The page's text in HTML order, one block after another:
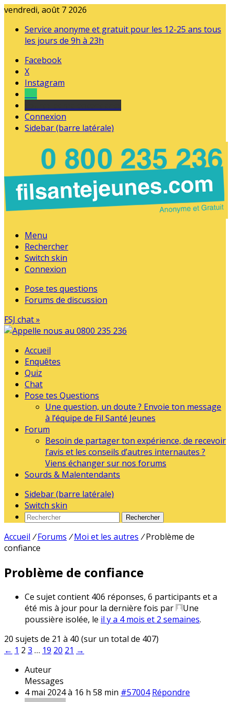
vendredi, août 7 2026
Service anonyme et gratuit pour les 12-25 ans tous
les jours de 9h à 23h
Facebook
X
Instagram
Connexion
Sidebar (barre latérale)
Menu
Rechercher
Switch skin
Connexion
Pose tes questions
Forums de discussion
FSJ chat »
Accueil
Enquêtes
Quiz
Chat
Pose tes Questions
Une question, un doute ? Envoie ton message
à l’équipe de Fil Santé Jeunes
Forum
Besoin de partager ton expérience, de recevoir
l’avis et les conseils d’autres internautes ?
Viens échanger sur nos forums
Sourds & Malentendants
Sidebar (barre latérale)
Switch skin
Rechercher
Accueil / Forums / Moi et les autres / Problème de
confiance
Problème de confiance
Ce sujet contient 406 réponses, 6 participants et a
été mis à jour pour la dernière fois par
Une
poussière isolée, le il y a 4 mois et 2 semaines.
20 sujets de 21 à 40 (sur un total de 407)
← 1 2 3 … 19 20 21 →
Auteur
Messages
4 mai 2024 à 16 h 58 min #57004 Répondre